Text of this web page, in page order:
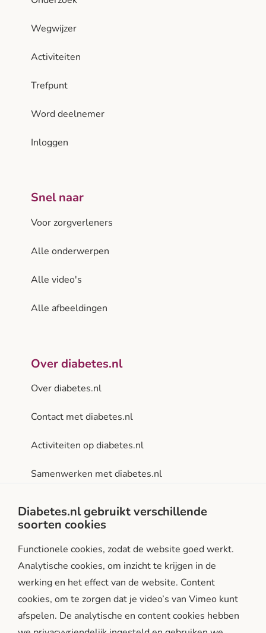
Wegwijzer
Activiteiten
Trefpunt
Word deelnemer
Inloggen
Snel naar
Voor zorgverleners
Alle onderwerpen
Alle video's
Alle afbeeldingen
Over diabetes.nl
Over diabetes.nl
Contact met diabetes.nl
Activiteiten op diabetes.nl
Samenwerken met diabetes.nl
Diabetes.nl gebruikt verschillende
soorten cookies
Functionele cookies, zodat de website goed werkt.
Analytische cookies, om inzicht te krijgen in de
werking en het effect van de website. Content
cookies, om te zorgen dat je video’s van Vimeo kunt
afspelen. De analytische en content cookies hebben